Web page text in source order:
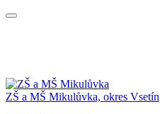
ZŠ a MŠ Mikulůvka, okres Vsetín